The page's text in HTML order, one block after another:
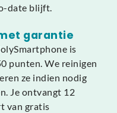
date blijft.
garantie
is
punten. We reinigen
ze indien nodig
Je ontvangt 12
van gratis